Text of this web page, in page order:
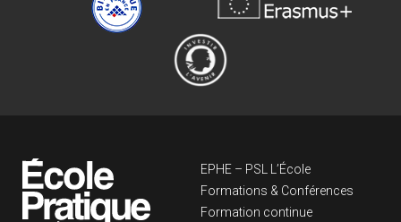
Navigation
EPHE – PSL L’École
Formations & Conférences
Formation continue